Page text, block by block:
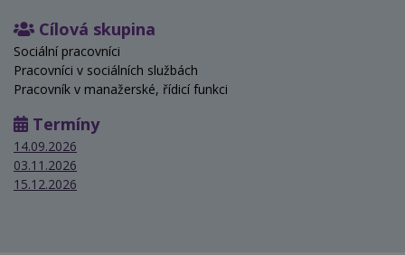
Cílová skupina
Sociální pracovníci
Pracovníci v sociálních službách
Pracovník v manažerské, řídicí funkci
Termíny
14.09.2026
03.11.2026
15.12.2026